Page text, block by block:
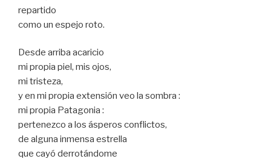
repartido
como un espejo roto.
Desde arriba acaricio
mi propia piel, mis ojos,
mi tristeza,
y en mi propia extensión veo la sombra :
mi propia Patagonia :
pertenezco a los ásperos conflictos,
de alguna inmensa estrella
que cayó derrotándome